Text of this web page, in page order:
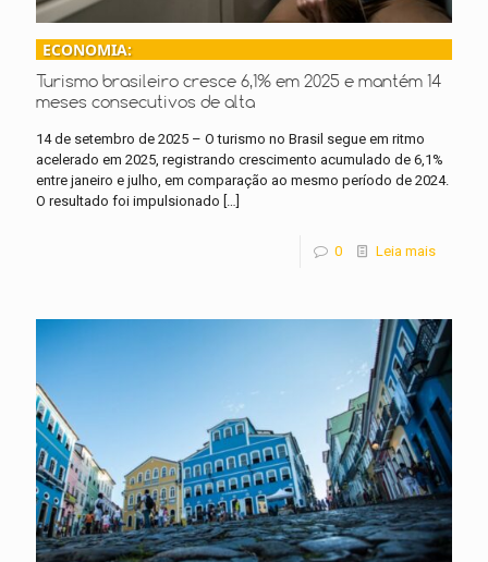
ECONOMIA:
Turismo brasileiro cresce 6,1% em 2025 e mantém 14
meses consecutivos de alta
14 de setembro de 2025 – O turismo no Brasil segue em ritmo
acelerado em 2025, registrando crescimento acumulado de 6,1%
entre janeiro e julho, em comparação ao mesmo período de 2024.
O resultado foi impulsionado […]
0 Leia mais